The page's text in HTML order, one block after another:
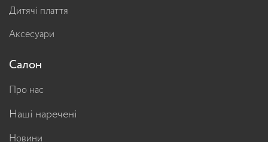
Дитячі плаття
Аксесуари
Салон
Про нас
Наші наречені
Новини